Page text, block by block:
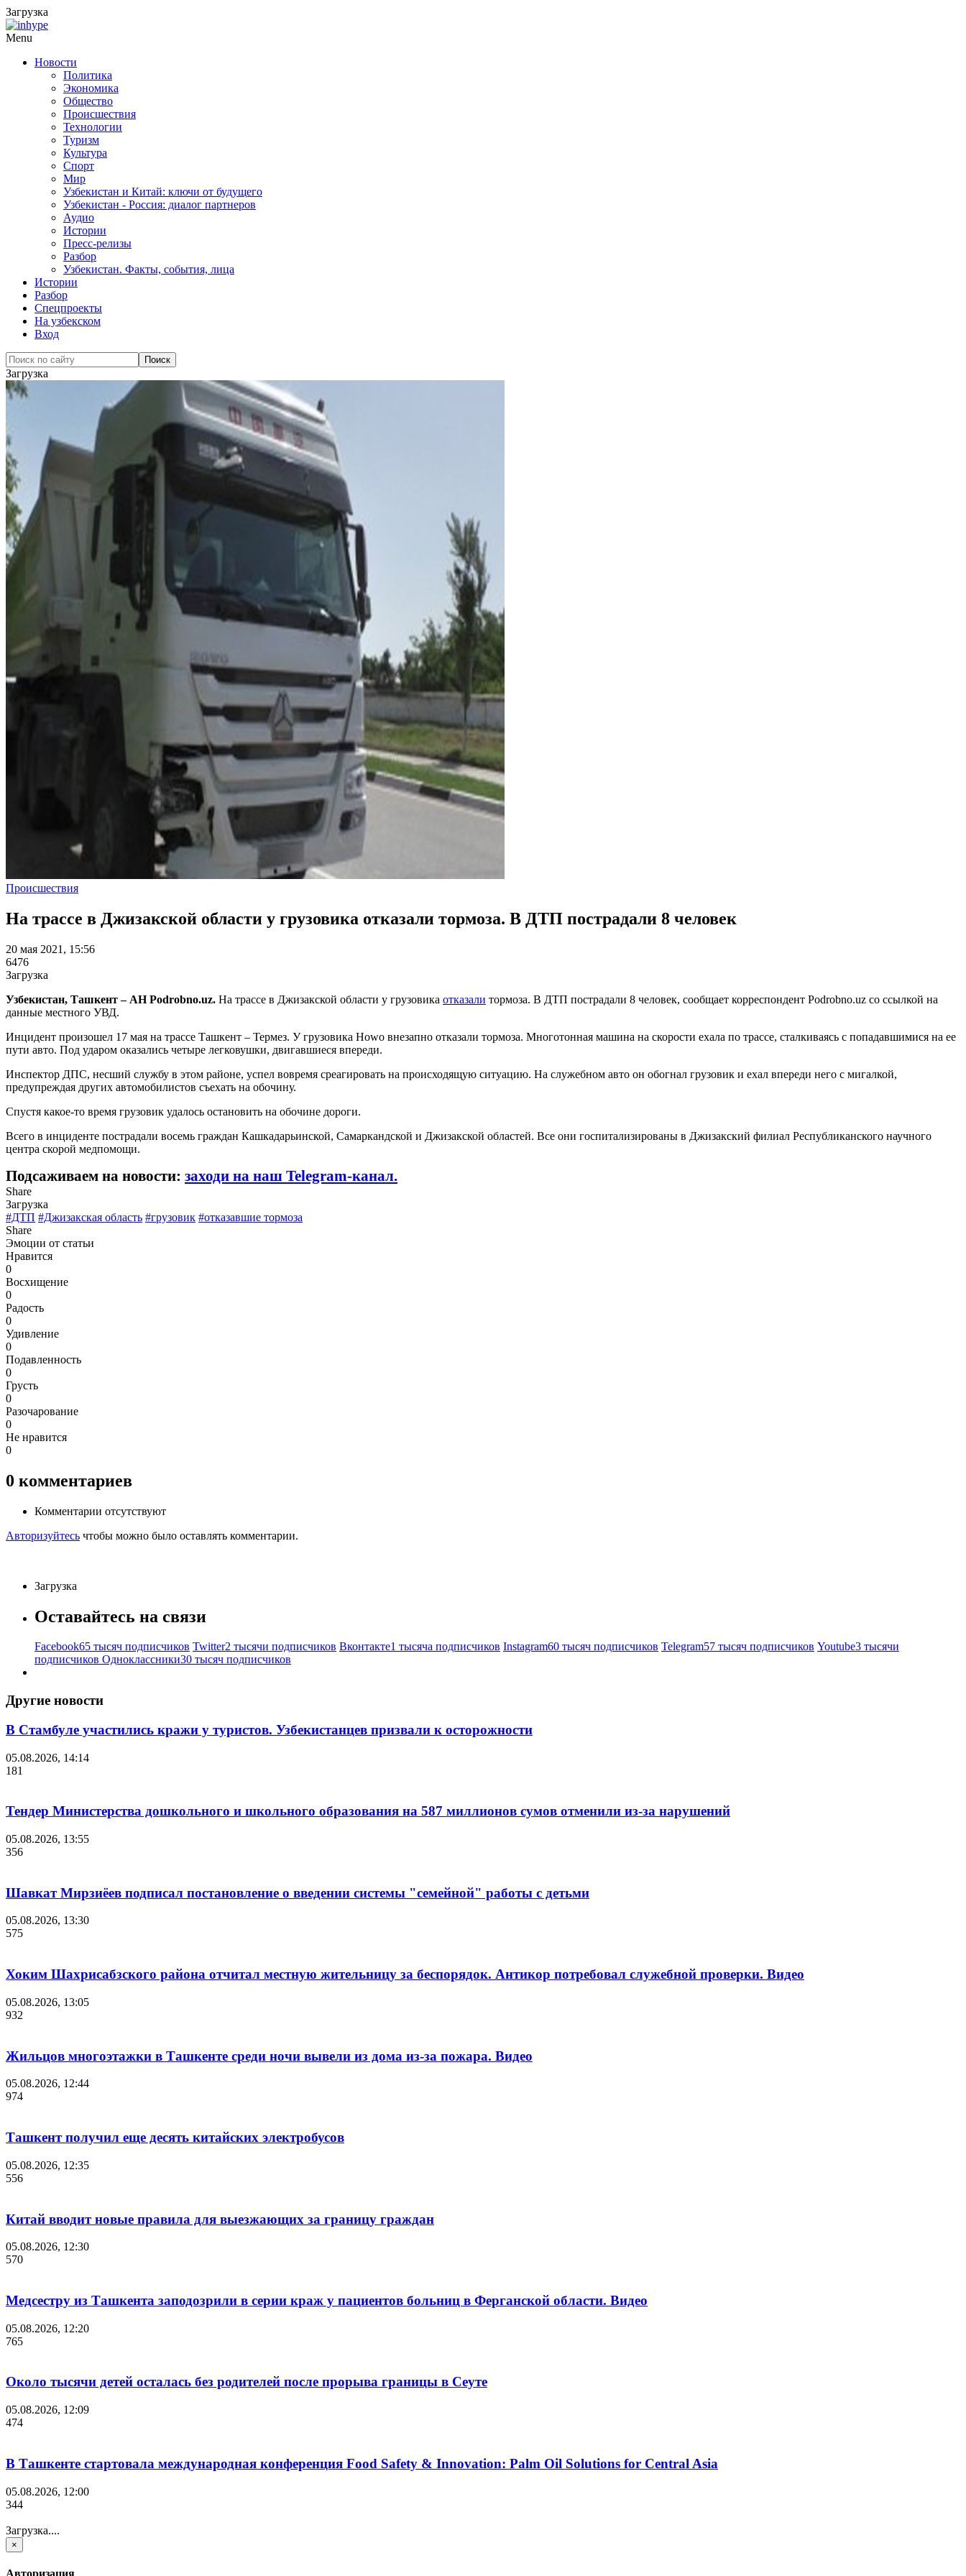
Загрузка
Menu
Новости
Политика
Экономика
Общество
Происшествия
Технологии
Туризм
Культура
Спорт
Мир
Узбекистан и Китай: ключи от будущего
Узбекистан - Россия: диалог партнеров
Аудио
Истории
Пресс-релизы
Разбор
Узбекистан. Факты, события, лица
Истории
Разбор
Спецпроекты
На узбекском
Вход
Загрузка
Происшествия
На трассе в Джизакской области у грузовика отказали тормоза. В ДТП пострадали 8 человек
20 мая 2021, 15:56
6476
Загрузка
Узбекистан, Ташкент – АН Podrobno.uz. На трассе в Джизакской области у грузовика отказали тормоза. В ДТП пострадали 8 человек, сообщает корреспондент Podrobno.uz со ссылкой на
данные местного УВД.
Инцидент произошел 17 мая на трассе Ташкент – Термез. У грузовика Howo внезапно отказали тормоза. Многотонная машина на скорости ехала по трассе, сталкиваясь с попадавшимися на ее
пути авто. Под ударом оказались четыре легковушки, двигавшиеся впереди.
Инспектор ДПС, несший службу в этом районе, успел вовремя среагировать на происходящую ситуацию. На служебном авто он обогнал грузовик и ехал впереди него с мигалкой,
предупреждая других автомобилистов съехать на обочину.
Спустя какое-то время грузовик удалось остановить на обочине дороги.
Всего в инциденте пострадали восемь граждан Кашкадарьинской, Самаркандской и Джизакской областей. Все они госпитализированы в Джизакский филиал Республиканского научного
центра скорой медпомощи.
Подсаживаем на новости: заходи на наш Telegram-канал.
Share
Загрузка
#ДТП #Джизакская область #грузовик #отказавшие тормоза
Share
Эмоции от статьи
Нравится
0
Восхищение
0
Радость
0
Удивление
0
Подавленность
0
Грусть
0
Разочарование
0
Не нравится
0
0 комментариев
Комментарии отсутствуют
Авторизуйтесь чтобы можно было оставлять комментарии.
Загрузка
Оставайтесь на связи
Facebook65 тысяч подписчиков Twitter2 тысячи подписчиков Вконтакте1 тысяча подписчиков Instagram60 тысяч подписчиков Telegram57 тысяч подписчиков Youtube3 тысячи
подписчиков Одноклассники30 тысяч подписчиков
Другие новости
В Стамбуле участились кражи у туристов. Узбекистанцев призвали к осторожности
05.08.2026, 14:14
181
Тендер Министерства дошкольного и школьного образования на 587 миллионов сумов отменили из-за нарушений
05.08.2026, 13:55
356
Шавкат Мирзиёев подписал постановление о введении системы "семейной" работы с детьми
05.08.2026, 13:30
575
Хоким Шахрисабзского района отчитал местную жительницу за беспорядок. Антикор потребовал служебной проверки. Видео
05.08.2026, 13:05
932
Жильцов многоэтажки в Ташкенте среди ночи вывели из дома из-за пожара. Видео
05.08.2026, 12:44
974
Ташкент получил еще десять китайских электробусов
05.08.2026, 12:35
556
Китай вводит новые правила для выезжающих за границу граждан
05.08.2026, 12:30
570
Медсестру из Ташкента заподозрили в серии краж у пациентов больниц в Ферганской области. Видео
05.08.2026, 12:20
765
Около тысячи детей осталась без родителей после прорыва границы в Сеуте
05.08.2026, 12:09
474
В Ташкенте стартовала международная конференция Food Safety & Innovation: Palm Oil Solutions for Central Asia
05.08.2026, 12:00
344
Загрузка....
×
Авторизация